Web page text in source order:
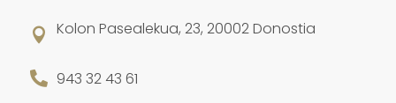
 Kolon Pasealekua, 23, 20002 Donostia
 943 32 43 61